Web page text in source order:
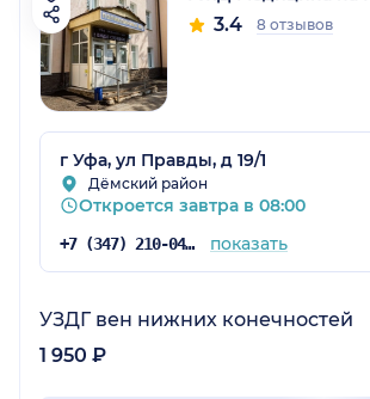
3.4 8 отзывов
г Уфа, ул Правды, д 19/1
Дёмский район
Откроется завтра в 08:00
+7 (347) 210-04-96 показать
УЗДГ вен нижних конечностей
1 950 ₽